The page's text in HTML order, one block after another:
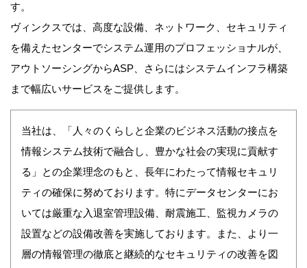
す。
ヴィンクスでは、高度な設備、ネットワーク、セキュリティ
を備えたセンターでシステム運用のプロフェッショナルが、
アウトソーシングからASP、さらにはシステムインフラ構築
まで幅広いサービスをご提供します。
当社は、「人々のくらしと企業のビジネス活動の接点を
情報システム技術で融合し、豊かな社会の実現に貢献す
る」との企業理念のもと、長年にわたって情報セキュリ
ティの確保に努めております。特にデータセンターにお
いては厳重な入退室管理設備、耐震施工、監視カメラの
設置などの設備改善を実施しております。また、より一
層の情報管理の徹底と継続的なセキュリティの改善を図